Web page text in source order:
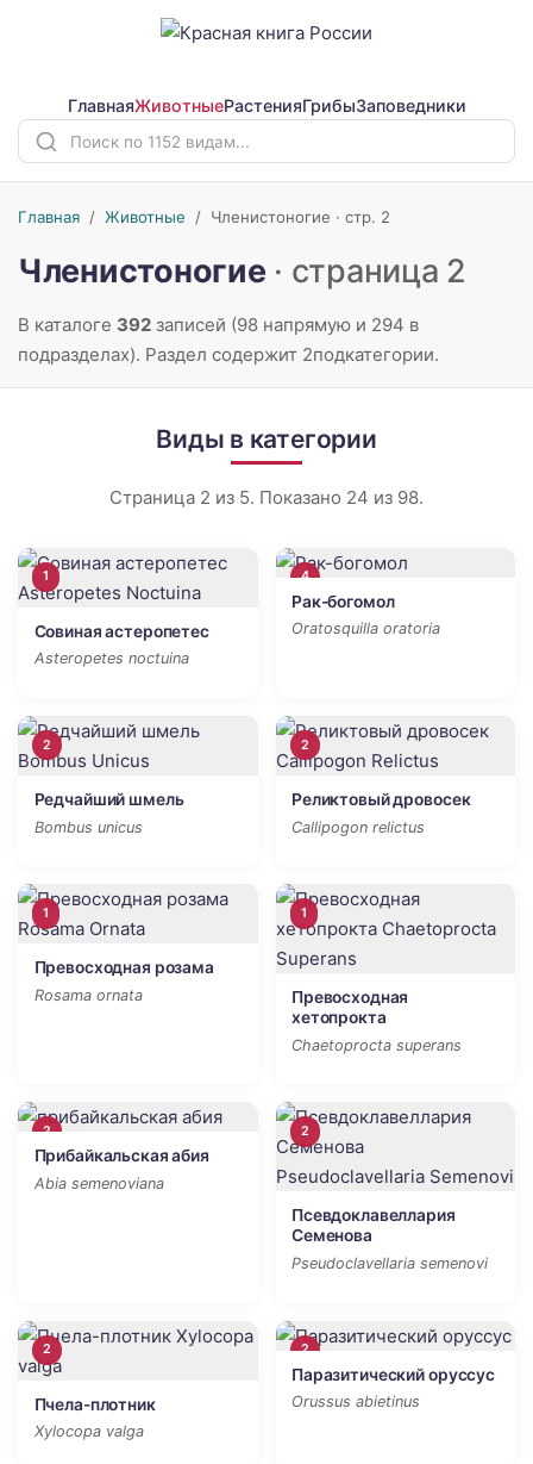
ГлавнаяЖивотныеРастенияГрибыЗаповедники
Главная / Животные / Членистоногие · стр. 2
Членистоногие · страница 2
В каталоге 392 записей (98 напрямую и 294 в
подразделах). Раздел содержит 2подкатегории.
Виды в категории
Страница 2 из 5. Показано 24 из 98.
1
Совиная астеропетес
Asteropetes noctuina
4
Рак-богомол
Oratosquilla oratoria
2
Редчайший шмель
Bombus unicus
2
Реликтовый дровосек
Callipogon relictus
1
Превосходная розама
Rosama ornata
1
Превосходная
хетопрокта
Chaetoprocta superans
2
Прибайкальская абия
Abia semenoviana
2
Псевдоклавеллария
Семенова
Pseudoclavellaria semenovi
2
Пчела-плотник
Xylocopa valga
2
Паразитический оруссус
Orussus abietinus